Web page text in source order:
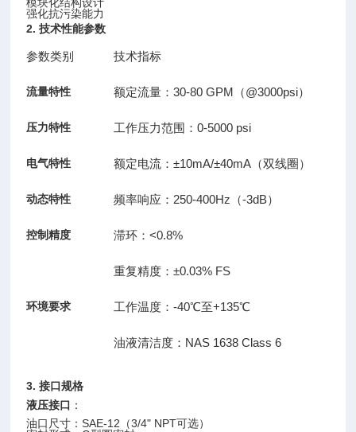
强化抗污染能力
2. 技术性能参数
参数类别 技术指标
流量特性 额定流量：30-80 GPM（@3000psi）
压力特性 工作压力范围：0-5000 psi
电气特性 额定电流：±10mA/±40mA（双线圈）
动态特性 频率响应：250-400Hz（-3dB）
控制精度 滞环：<0.8%
重复精度：±0.03% FS
环境要求 工作温度：-40℃至+135℃
油液清洁度：NAS 1638 Class 6
3. 接口规格
液压接口 ：
油口尺寸：SAE-12（3/4" NPT可选）